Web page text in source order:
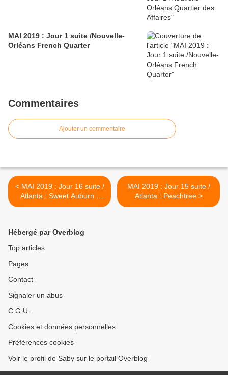
MAI 2019 : Jour 1 suite /Nouvelle-
Orléans French Quarter
Commentaires
Ajouter un commentaire
< MAI 2019 : Jour 16 suite /
Atlanta : Sweet Auburn -
Centennial Olympic Park
MAI 2019 : Jour 15 suite /
Atlanta : Peachtree >
Hébergé par Overblog
Top articles
Pages
Contact
Signaler un abus
C.G.U.
Cookies et données personnelles
Préférences cookies
Voir le profil de Saby sur le portail Overblog